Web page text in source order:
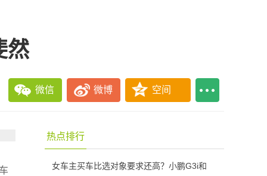
然
微信 微博 空间
热点排行
女车主买车比选对象要求还高？小鹏G3i和